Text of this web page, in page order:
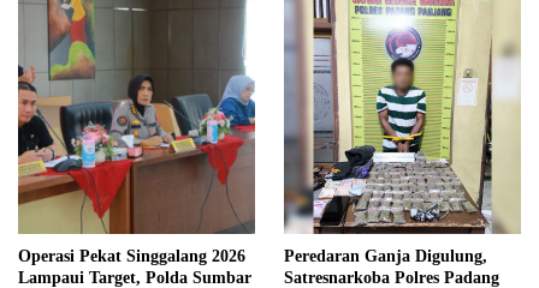
Operasi Pekat Singgalang 2026
Lampaui Target, Polda Sumbar
Peredaran Ganja Digulung,
Satresnarkoba Polres Padang